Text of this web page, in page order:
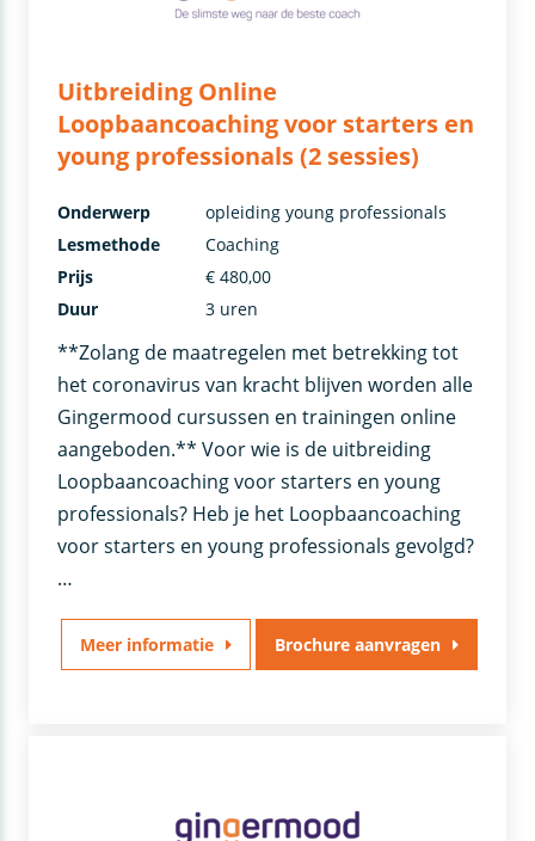
Uitbreiding Online
Loopbaancoaching voor starters en
young professionals (2 sessies)
**Zolang de maatregelen met betrekking tot
het coronavirus van kracht blijven worden alle
Gingermood cursussen en trainingen online
aangeboden.** Voor wie is de uitbreiding
Loopbaancoaching voor starters en young
professionals? Heb je het Loopbaancoaching
voor starters en young professionals gevolgd?
…
Onderwerp
opleiding young professionals
Lesmethode
Coaching
Prijs
€ 480,00
Duur
3 uren
Meer informatie Brochure aanvragen